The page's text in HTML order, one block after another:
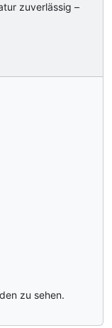
zuverlässig –
zu sehen.